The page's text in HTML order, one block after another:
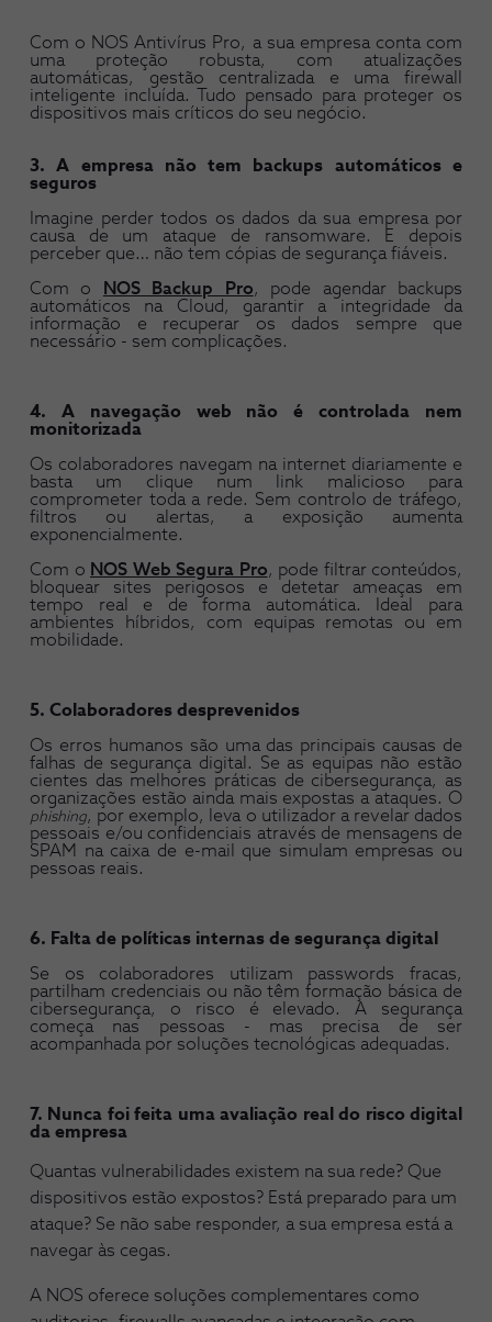
Com o NOS Antivírus Pro, a sua empresa conta com
uma proteção robusta, com atualizações
automáticas, gestão centralizada e uma firewall
inteligente incluída. Tudo pensado para proteger os
dispositivos mais críticos do seu negócio.
3. A empresa não tem backups automáticos e
seguros
Imagine perder todos os dados da sua empresa por
causa de um ataque de ransomware. E depois
perceber que… não tem cópias de segurança fiáveis.
Com o
NOS Backup Pro, pode agendar backups
automáticos na Cloud, garantir a integridade da
informação e recuperar os dados sempre que
necessário - sem complicações.
4. A navegação web não é controlada nem
monitorizada
Os colaboradores navegam na internet diariamente e
basta um clique num link malicioso para
comprometer toda a rede. Sem controlo de tráfego,
filtros ou alertas, a exposição aumenta
exponencialmente.
Com o NOS Web Segura Pro, pode filtrar conteúdos,
bloquear sites perigosos e detetar ameaças em
tempo real e de forma automática. Ideal para
ambientes híbridos, com equipas remotas ou em
mobilidade.
5. Colaboradores desprevenidos
Os erros humanos são uma das principais causas de
falhas de segurança digital. Se as equipas não estão
cientes das melhores práticas de cibersegurança, as
organizações estão ainda mais expostas a ataques. O
phishing, por exemplo, leva o utilizador a revelar dados
pessoais e/ou confidenciais através de mensagens de
SPAM na caixa de e-mail que simulam empresas ou
pessoas reais.
6. Falta de políticas internas de segurança digital
Se os colaboradores utilizam passwords fracas,
partilham credenciais ou não têm formação básica de
cibersegurança, o risco é elevado. A segurança
começa nas pessoas - mas precisa de ser
acompanhada por soluções tecnológicas adequadas.
7. Nunca foi feita uma avaliação real do risco digital
da empresa
Quantas vulnerabilidades existem na sua rede? Que
dispositivos estão expostos? Está preparado para um
ataque? Se não sabe responder, a sua empresa está a
navegar às cegas.
A NOS oferece soluções complementares como